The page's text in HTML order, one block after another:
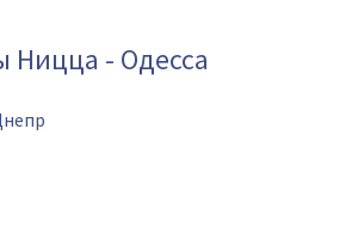
Ницца - Одесса